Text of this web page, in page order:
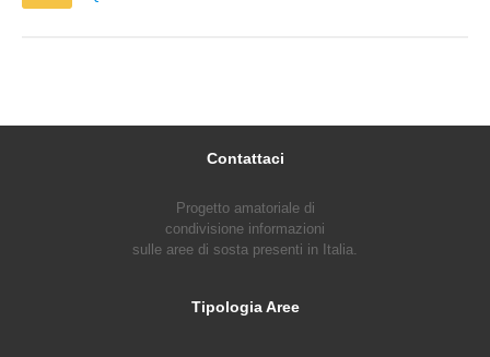
Contattaci
Progetto amatoriale di
condivisione informazioni
sulle aree di sosta presenti in Italia.
Tipologia Aree